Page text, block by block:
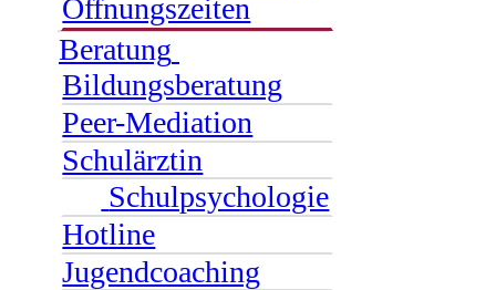
Öffnungszeiten
Beratung
Bildungsberatung
Peer-Mediation
Schulärztin
Schulpsychologie
Hotline
Jugendcoaching